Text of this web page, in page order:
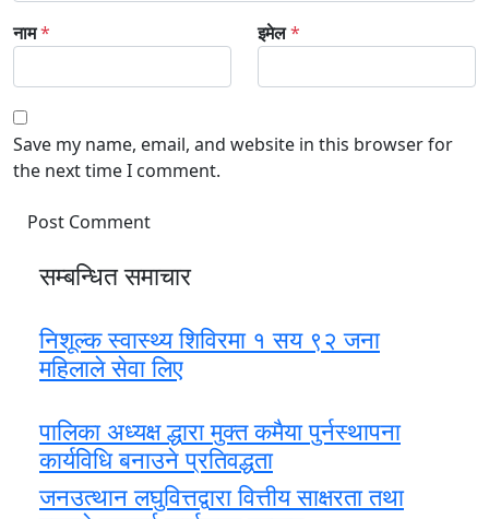
नाम* इमेल*
Save my name, email, and website in this browser for
the next time I comment.
सम्बन्धित समाचार
निशूल्क स्वास्थ्य शिविरमा १ सय ९२ जना
महिलाले सेवा लिए
पालिका अध्यक्ष द्धारा मुक्त कमैया पुर्नस्थापना
कार्यविधि बनाउने प्रतिवद्धता
जनउत्थान लघुवित्तद्वारा वित्तीय साक्षरता तथा